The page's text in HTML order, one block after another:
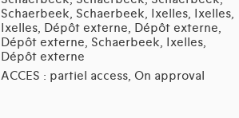
Schaerbeek, Schaerbeek, Ixelles, Ixelles,
Ixelles, Dépôt externe, Dépôt externe,
Dépôt externe, Schaerbeek, Ixelles,
Dépôt externe
ACCES : partiel access, On approval